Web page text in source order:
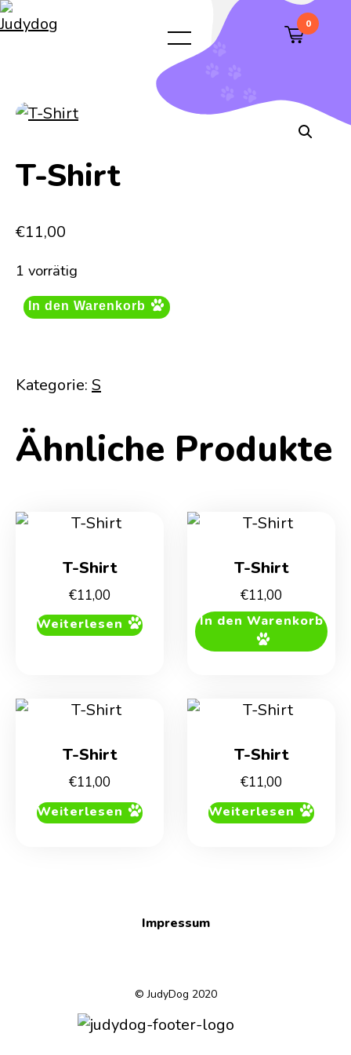
0
T-Shirt
€11,00
1 vorrätig
In den Warenkorb
Kategorie: S
Ähnliche Produkte
T-Shirt
€11,00
Weiterlesen
T-Shirt
€11,00
In den Warenkorb
T-Shirt
€11,00
Weiterlesen
T-Shirt
€11,00
Weiterlesen
Impressum
© JudyDog 2020